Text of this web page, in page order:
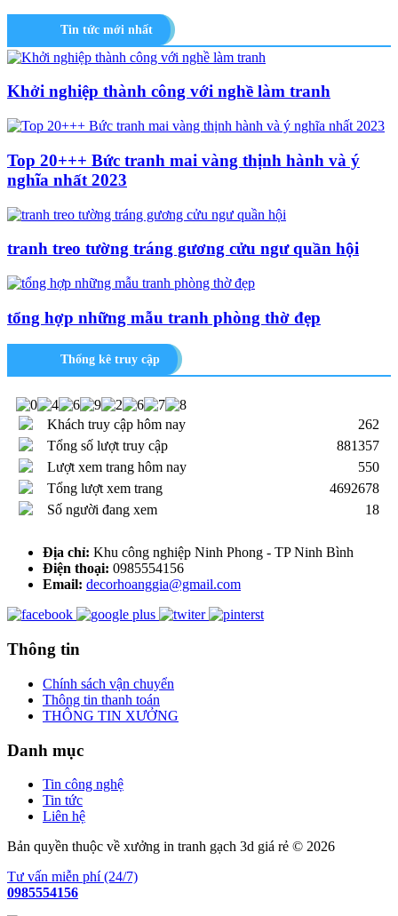
Tin tức mới nhất
Khởi nghiệp thành công với nghề làm tranh
Top 20+++ Bức tranh mai vàng thịnh hành và ý
nghĩa nhất 2023
tranh treo tường tráng gương cửu ngư quần hội
tổng hợp những mẫu tranh phòng thờ đẹp
Thống kê truy cập
Khách truy cập hôm nay
262
Tổng số lượt truy cập
881357
Lượt xem trang hôm nay
550
Tổng lượt xem trang
4692678
Số người đang xem
18
Địa chỉ: Khu công nghiệp Ninh Phong - TP Ninh Bình
Điện thoại: 0985554156
Email: decorhoanggia@gmail.com
Thông tin
Chính sách vận chuyển
Thông tin thanh toán
THÔNG TIN XƯỞNG
Danh mục
Tin công nghệ
Tin tức
Liên hệ
Bản quyền thuộc về xưởng in tranh gạch 3d giá rẻ © 2026
Tư vấn miễn phí (24/7)
0985554156